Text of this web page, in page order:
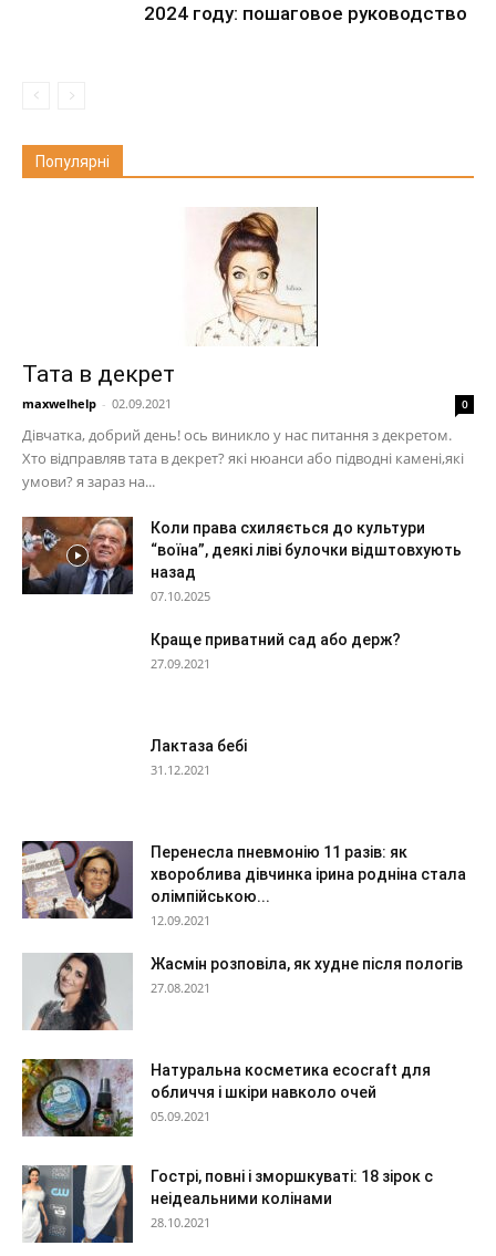
2024 году: пошаговое руководство
Популярні
Тата в декрет
maxwelhelp - 02.09.2021 0
Дівчатка, добрий день! ось виникло у нас питання з декретом.
Хто відправляв тата в декрет? які нюанси або підводні камені,які
умови? я зараз на...
Коли права схиляється до культури
“воїна”, деякі ліві булочки відштовхують
назад
07.10.2025
Краще приватний сад або держ?
27.09.2021
Лактаза бебі
31.12.2021
Перенесла пневмонію 11 разів: як
хвороблива дівчинка ірина родніна стала
олімпійською...
12.09.2021
Жасмін розповіла, як худне після пологів
27.08.2021
Натуральна косметика ecocraft для
обличчя і шкіри навколо очей
05.09.2021
Гострі, повні і зморшкуваті: 18 зірок c
неідеальними колінами
28.10.2021